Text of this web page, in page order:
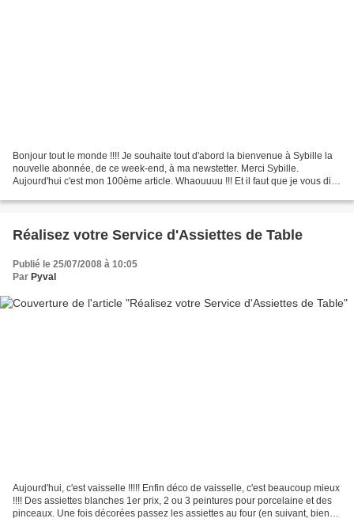
Bonjour tout le monde !!!! Je souhaite tout d'abord la bienvenue à Sybille la
nouvelle abonnée, de ce week-end, à ma newstetter. Merci Sybille.
Aujourd'hui c'est mon 100ème article. Whaouuuu !!! Et il faut que je vous dise
Réalisez votre Service d'Assiettes de Table
Publié le 25/07/2008 à 10:05
Par Pyval
Aujourd'hui, c'est vaisselle !!!!! Enfin déco de vaisselle, c'est beaucoup mieux
!!!! Des assiettes blanches 1er prix, 2 ou 3 peintures pour porcelaine et des
pinceaux. Une fois décorées passez les assiettes au four (en suivant, bien